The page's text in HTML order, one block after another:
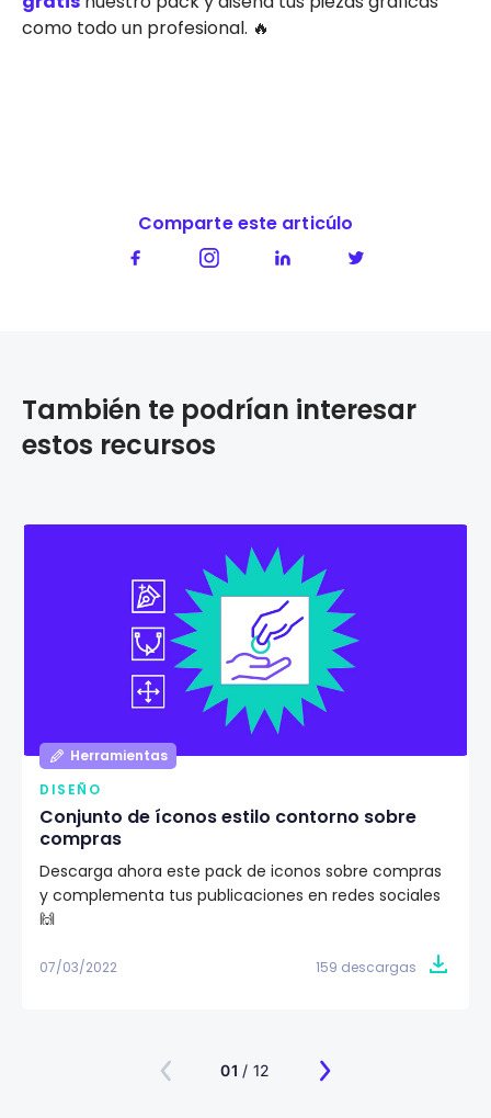
como todo un profesional. 🔥
Comparte este articúlo
También te podrían interesar
estos recursos
Herramientas
DISEÑO
Conjunto de íconos estilo contorno sobre
compras
Descarga ahora este pack de iconos sobre compras
y complementa tus publicaciones en redes sociales
🙌
07/03/2022 159 descargas
01 / 12